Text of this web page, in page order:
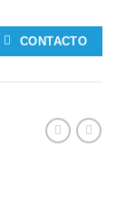
CONTACTO